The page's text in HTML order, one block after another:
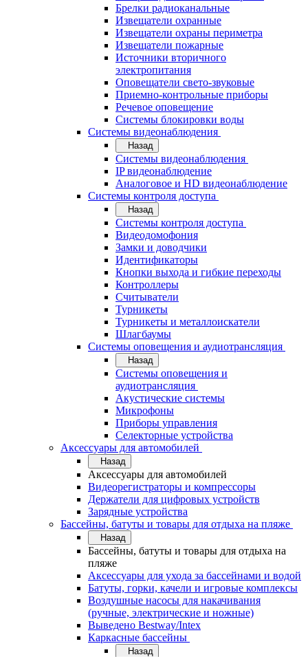
Брелки радиоканальные
Извещатели охранные
Извещатели охраны периметра
Извещатели пожарные
Источники вторичного
электропитания
Оповещатели свето-звуковые
Приемно-контрольные приборы
Речевое оповещение
Системы блокировки воды
Системы видеонаблюдения
Назад
Системы видеонаблюдения
IP видеонаблюдение
Аналоговое и HD видеонаблюдение
Системы контроля доступа
Назад
Системы контроля доступа
Видеодомофония
Замки и доводчики
Идентификаторы
Кнопки выхода и гибкие переходы
Контроллеры
Считыватели
Турникеты
Турникеты и металлоискатели
Шлагбаумы
Системы оповещения и аудиотрансляция
Назад
Системы оповещения и
аудиотрансляция
Акустические системы
Микрофоны
Приборы управления
Селекторные устройства
Аксессуары для автомобилей
Назад
Аксессуары для автомобилей
Видеорегистраторы и компрессоры
Держатели для цифровых устройств
Зарядные устройства
Бассейны, батуты и товары для отдыха на пляже
Назад
Бассейны, батуты и товары для отдыха на
пляже
Аксессуары для ухода за бассейнами и водой
Батуты, горки, качели и игровые комплексы
Воздушные насосы для накачивания
(ручные, электрические и ножные)
Выведено Bestway/Intex
Каркасные бассейны
Назад